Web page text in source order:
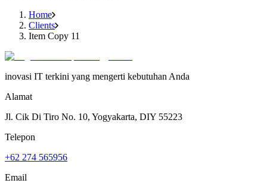
Home
Clients
Item Copy 11
inovasi IT terkini yang mengerti kebutuhan Anda
Alamat
Jl. Cik Di Tiro No. 10, Yogyakarta, DIY 55223
Telepon
+62 274 565956
Email